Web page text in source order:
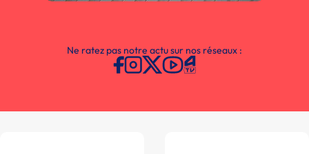
Ne ratez pas notre actu sur nos réseaux :